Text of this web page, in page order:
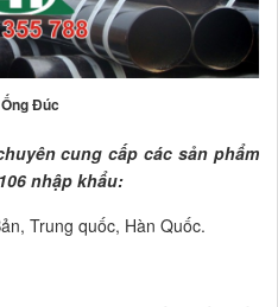
Đúc
cung cấp các sản phẩm
nhập khẩu:
Trung quốc, Hàn Quốc.